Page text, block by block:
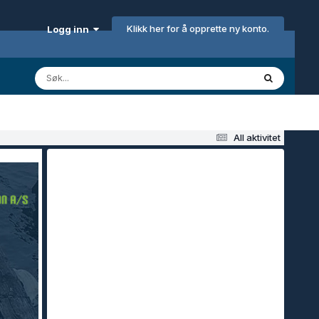
Logg inn Klikk her for å opprette ny konto.
All aktivitet